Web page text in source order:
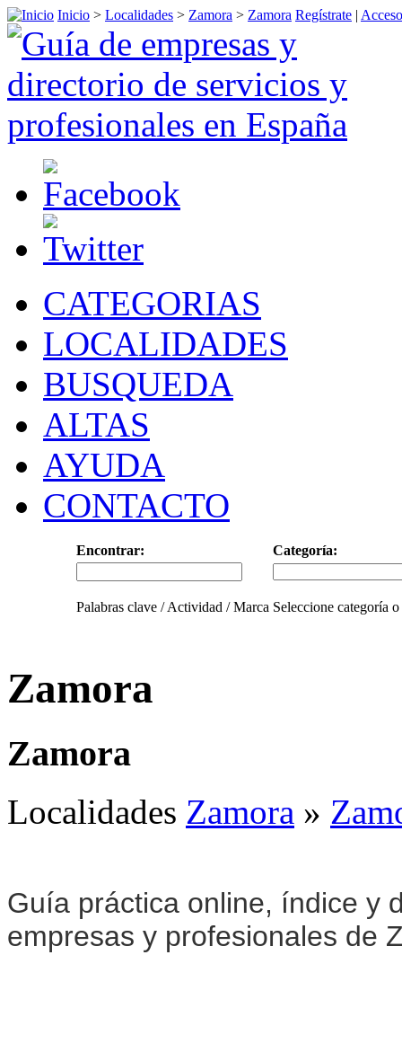
Inicio > Localidades > Zamora > Zamora Regístrate |
CATEGORIAS
LOCALIDADES
BUSQUEDA
ALTAS
AYUDA
CONTACTO
Encontrar: Categoría:
Palabras clave / Actividad / Marca Seleccione categoría
Zamora
Zamora
Localidades Zamora »
Guía práctica online, índice y
empresas y profesionales de